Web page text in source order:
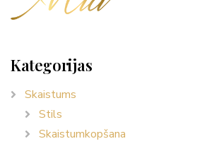
Kategorijas
Skaistums
Stils
Skaistumkopšana